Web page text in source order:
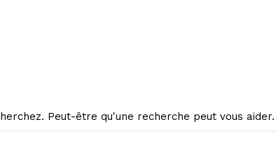
Peut-être qu'une recherche peut vous aider.